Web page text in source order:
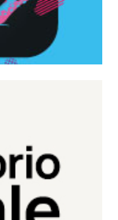
de Filippo